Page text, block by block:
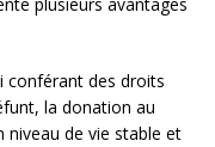
conférant des droits
la donation au
niveau de vie stable et